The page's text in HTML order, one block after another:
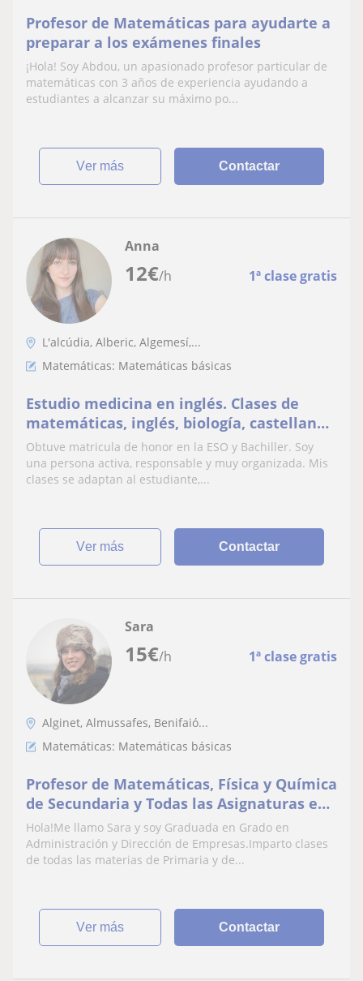
Profesor de Matemáticas para ayudarte a
preparar a los exámenes finales
¡Hola! Soy Abdou, un apasionado profesor particular de
matemáticas con 3 años de experiencia ayudando a
estudiantes a alcanzar su máximo po...
ver más Contactar
12€/h 1ª clase gratis
Anna
L'alcúdia, Alberic, Algemesí,...
Matemáticas: Matemáticas básicas
Estudio medicina en inglés. Clases de
matemáticas, inglés, biología, castellano
o valenciano para estudiantes de
primaria o ESO.
Obtuve matricula de honor en la ESO y Bachiller. Soy
una persona activa, responsable y muy organizada. Mis
clases se adaptan al estudiante,...
ver más Contactar
15€/h 1ª clase gratis
Sara
Alginet, Almussafes, Benifaió...
Matemáticas: Matemáticas básicas
Profesor de Matemáticas, Física y Química
de Secundaria y Todas las Asignaturas en
Primaria
Hola!Me llamo Sara y soy Graduada en Grado en
Administración y Dirección de Empresas.Imparto clases
de todas las materias de Primaria y de...
ver más Contactar